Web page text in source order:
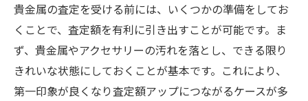
貴金属の査定を受ける前には、いくつかの準備をしてお
くことで、査定額を有利に引き出すことが可能です。ま
ず、貴金属やアクセサリーの汚れを落とし、できる限り
きれいな状態にしておくことが基本です。これにより、
第一印象が良くなり査定額アップにつながるケースが多